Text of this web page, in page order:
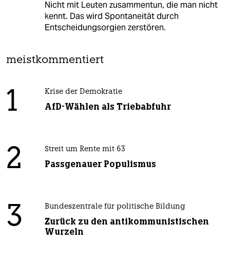
Nicht mit Leuten zusammentun, die man nicht
kennt. Das wird Spontaneität durch
Entscheidungsorgien zerstören.
meistkommentiert
1 Krise der Demokratie
AfD-Wählen als Triebabfuhr
2 Streit um Rente mit 63
Passgenauer Populismus
3 Bundeszentrale für politische Bildung
Zurück zu den antikommunistischen
Wurzeln